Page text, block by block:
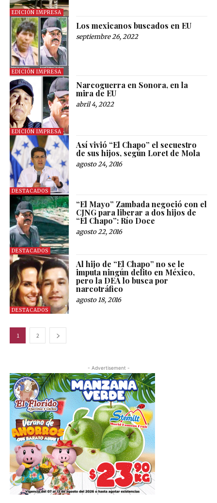
EDICIÓN IMPRESA
EDICIÓN IMPRESA
Los mexicanos buscados en EU
septiembre 26, 2022
EDICIÓN IMPRESA
Narcoguerra en Sonora, en la
mira de EU
abril 4, 2022
DESTACADOS
Así vivió “El Chapo” el secuestro
de sus hijos, según Loret de Mola
agosto 24, 2016
DESTACADOS
“El Mayo” Zambada negoció con el
CJNG para liberar a dos hijos de
“El Chapo”: Río Doce
agosto 22, 2016
DESTACADOS
Al hijo de “El Chapo” no se le
imputa ningún delito en México,
pero la DEA lo busca por
narcotráfico
agosto 18, 2016
1 2
- Advertisement -